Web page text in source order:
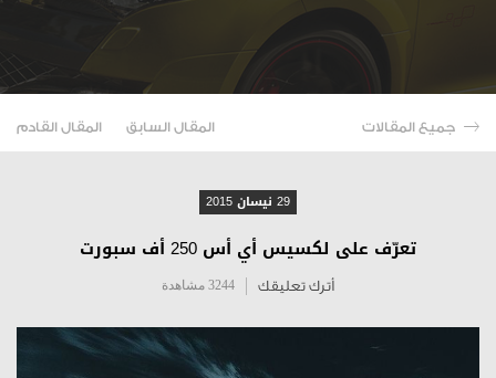
جميع المقالات المقال السابق المقال القادم
29 نيسان 2015
تعرّف على لكسيس أي أس 250 أف سبورت
أترك تعليقك 3244 مشاهدة